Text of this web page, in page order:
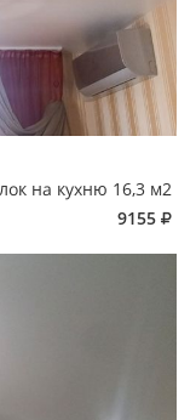
на кухню 16,3 м2
9155